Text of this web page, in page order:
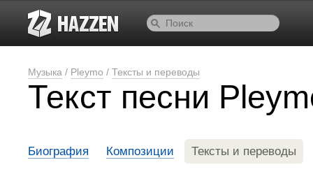
Музыка / Pleymo / Тексты и переводы
Текст песни
Биография Композиции Тексты и переводы